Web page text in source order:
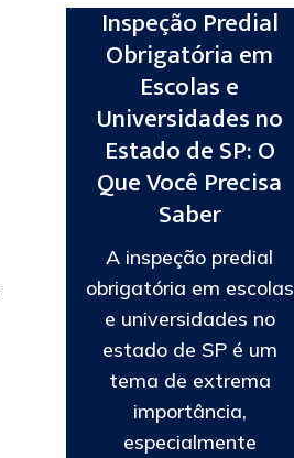
Inspeção Predial
Obrigatória em
Escolas e
Universidades no
Estado de SP: O
Que Você Precisa
Saber
A inspeção predial
obrigatória em escolas
e universidades no
estado de SP é um
tema de extrema
importância,
especialmente